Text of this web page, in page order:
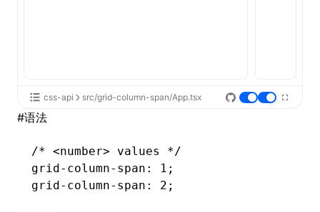
css-api src/grid-column-span/App.tsx
#语法
/* <number> values */
grid-column-span : 1;
grid-column-span : 2;